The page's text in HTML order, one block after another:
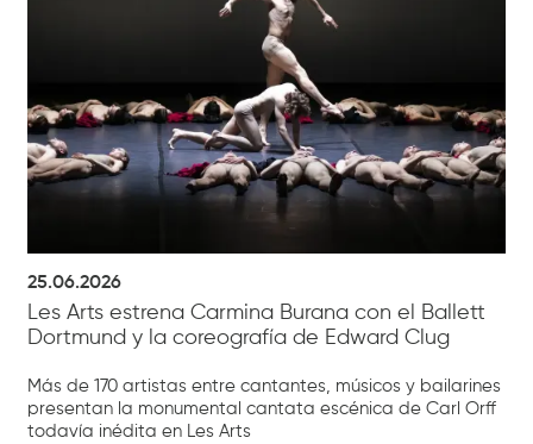
25.06.2026
Les Arts estrena Carmina Burana con el Ballett
Dortmund y la coreografía de Edward Clug
Más de 170 artistas entre cantantes, músicos y bailarines
presentan la monumental cantata escénica de Carl Orff
todavía inédita en Les Arts